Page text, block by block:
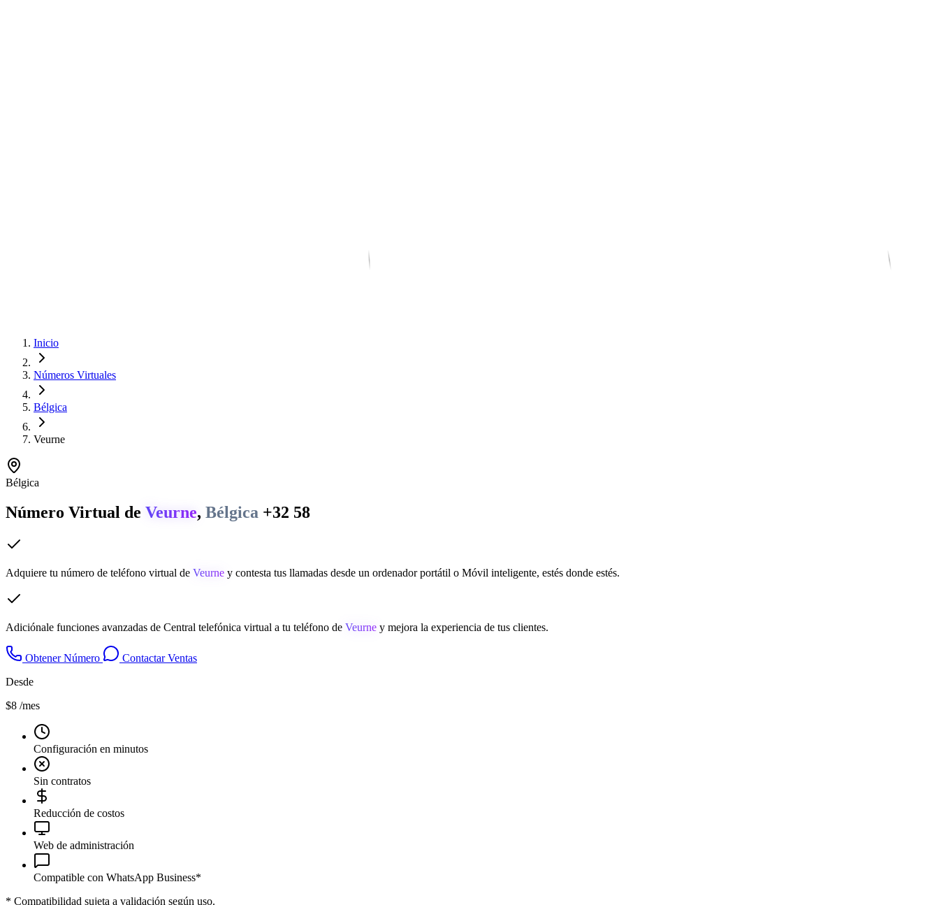
Inicio
Números Virtuales
Bélgica
Veurne
Bélgica
Número Virtual de Veurne, Bélgica +32 58
Adquiere tu número de teléfono virtual de Veurne y contesta tus llamadas desde un ordenador portátil o Móvil inteligente, estés donde estés.
Adiciónale funciones avanzadas de Central telefónica virtual a tu teléfono de Veurne y mejora la experiencia de tus clientes.
Obtener Número
Contactar Ventas
Desde
$8 /mes
Configuración en minutos
Sin contratos
Reducción de costos
Web de administración
Compatible con WhatsApp Business*
* Compatibilidad sujeta a validación según uso.